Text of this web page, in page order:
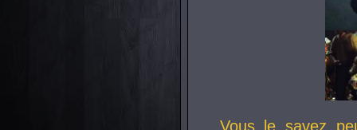
Vous le savez